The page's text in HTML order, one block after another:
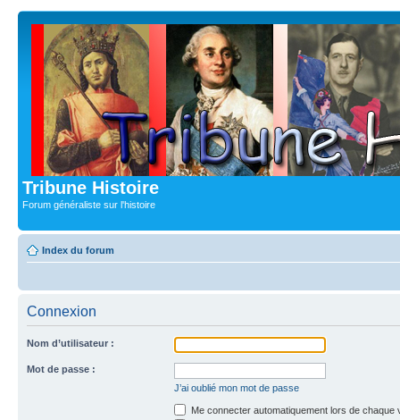
Tribune Histoire
Forum généraliste sur l'histoire
Index du forum
Connexion
Nom d’utilisateur :
Mot de passe :
J’ai oublié mon mot de passe
Me connecter automatiquement lors de chaque